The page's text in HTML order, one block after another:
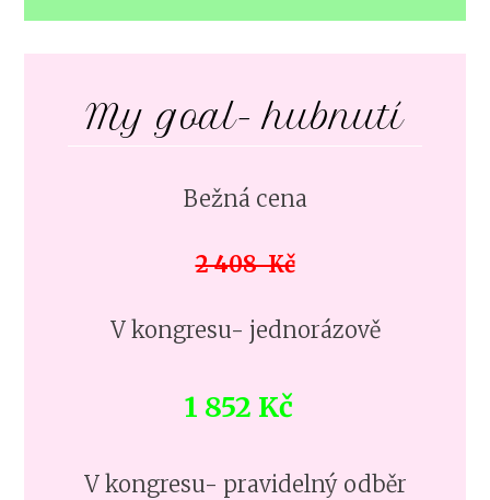
My goal- hubnutí
Bežná cena
2 408 Kč
V kongresu- jednorázově
1 852 Kč
V kongresu- pravidelný odběr